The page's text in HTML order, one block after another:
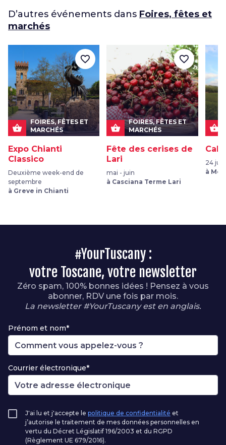
D’autres événements dans Foires, fêtes et
marchés
shopping_basket
FOIRES, FÊTES ET
MARCHÉS
Expo Chianti
Classico
Deuxième week-end de
septembre
à Greve in Chianti
favorite_border
shopping_basket
FOIRES, FÊTES ET
MARCHÉS
Fête des cerises de
Lari
mai - juin
à Casciana Terme Lari
favorite_border
shopping_basket
24
à
#YourTuscany :
votre Toscane, votre newsletter
Zéro spam, 100% bonnes idées ! Pensez à vous
abonner, RDV une fois par mois.
La newsletter #YourTuscany est en anglais.
Prénom et nom*
Courrier électronique*
J'ai lu et j'accepte le politique de confidentialité et
j’autorise le traitement de mes données personnelles en
vertu du Décret Législatif 196/2003 et du RGPD
(Règlement UE 679/2016).